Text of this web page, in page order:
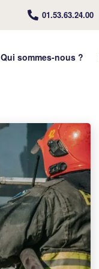
01.53.63.24.00
Qui sommes-nous ?